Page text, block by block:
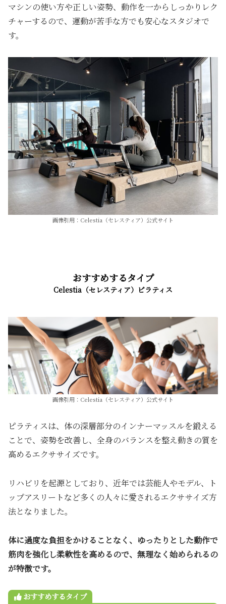
マシンの使い方や正しい姿勢、動作を一からしっかりレク
チャーするので、運動が苦手な方でも安心なスタジオで
す。
画像引用：Celestia（セレスティア）公式サイト
おすすめするタイプ
Celestia（セレスティア）ピラティス
画像引用：Celestia（セレスティア）公式サイト
ピラティスは、体の深層部分のインナーマッスルを鍛える
ことで、姿勢を改善し、全身のバランスを整え動きの質を
高めるエクササイズです。
リハビリを起源としており、近年では芸能人やモデル、ト
ップアスリートなど多くの人々に愛されるエクササイズ方
法となりました。
体に過度な負担をかけることなく、ゆったりとした動作で
筋肉を強化し柔軟性を高めるので、無理なく始められるの
が特徴です。
おすすめするタイプ